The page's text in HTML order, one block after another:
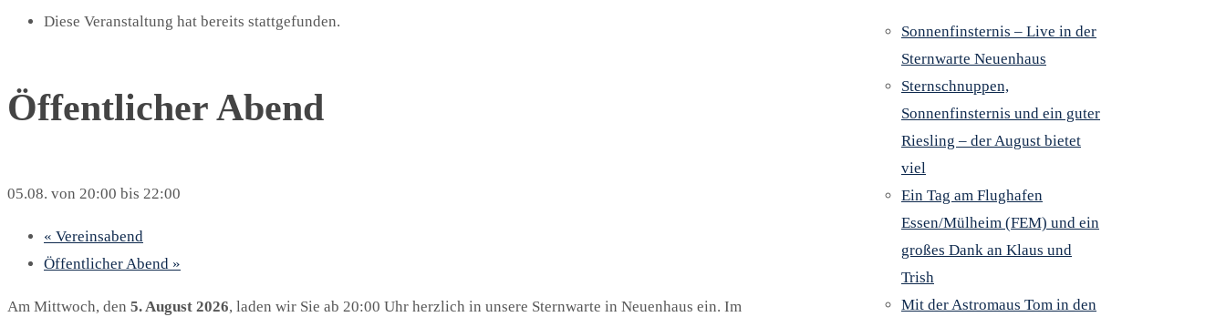
Diese Veranstaltung hat bereits stattgefunden.
Öffentlicher Abend
05.08. von 20:00 bis 22:00
« Vereinsabend
Öffentlicher Abend »
Am Mittwoch, den 5. August 2026, laden wir Sie ab 20:00 Uhr herzlich in unsere Sternwarte in Neuenhaus ein. Im
Sonnenfinsternis – Live in der
Sternwarte Neuenhaus
Sternschnuppen,
Sonnenfinsternis und ein guter
Riesling – der August bietet
viel
Ein Tag am Flughafen
Essen/Mülheim (FEM) und ein
großes Dank an Klaus und
Trish
Mit der Astromaus Tom in den